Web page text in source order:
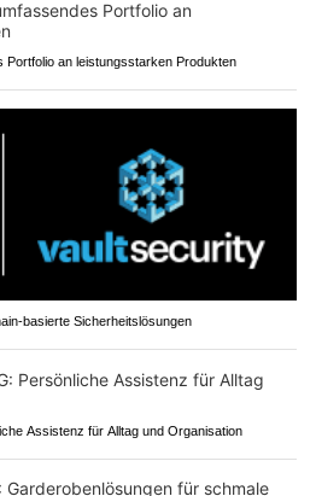
Portfolio an leistungsstarken Produkten
basierte Sicherheitslösungen
Assistenz für Alltag und Organisation